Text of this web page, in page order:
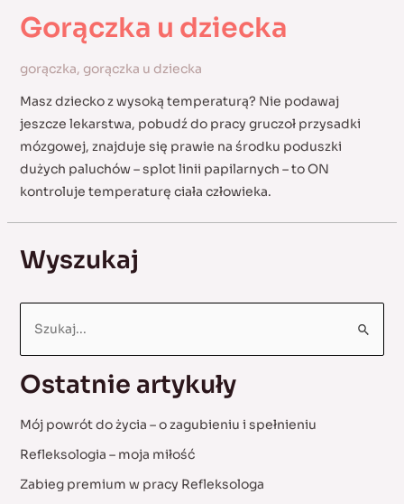
Gorączka u dziecka
gorączka, gorączka u dziecka
Masz dziecko z wysoką temperaturą? Nie podawaj
jeszcze lekarstwa, pobudź do pracy gruczoł przysadki
mózgowej, znajduje się prawie na środku poduszki
dużych paluchów – splot linii papilarnych – to ON
kontroluje temperaturę ciała człowieka.
Wyszukaj
r
c
o
Ostatnie artykuły
Mój powrót do życia – o zagubieniu i spełnieniu
Refleksologia – moja miłość
Zabieg premium w pracy Refleksologa